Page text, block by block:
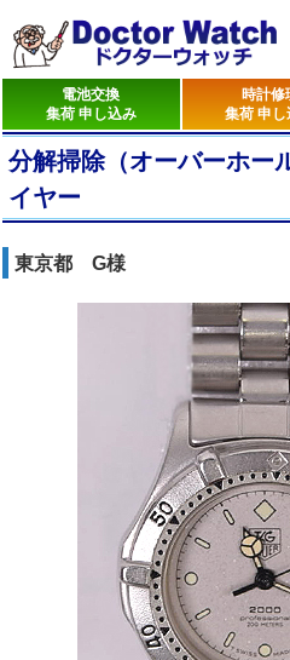
電池交換
集荷 申し込み
時計修
集荷 申し
分解掃除（オーバーホ
イヤー
東京都 G様